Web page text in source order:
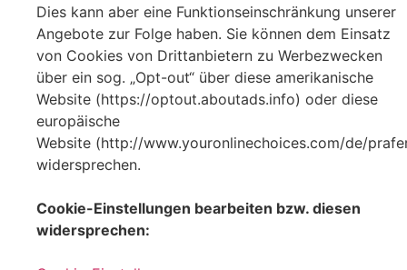
Dies kann aber eine Funktionseinschränkung unserer
Angebote zur Folge haben. Sie können dem Einsatz
von Cookies von Drittanbietern zu Werbezwecken
über ein sog. „Opt-out“ über diese amerikanische
Website (https://optout.aboutads.info) oder diese
europäische
Website (http://www.youronlinechoices.com/de/
widersprechen.
Cookie-Einstellungen bearbeiten bzw. diesen
widersprechen: